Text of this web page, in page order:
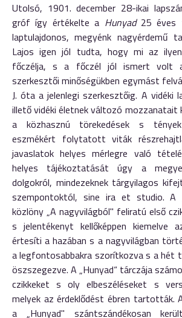
Utolsó, 1901. december 28-ikai
gróf így értékelte a Hunyad25 éves
laptulajdonos, megyénk nagyérdemű
Lajos igen jól tudta, hogy mi az
főczélja, s a főczél jól ismert volt
szerkesztői minőségükben egymást
J. óta a jelenlegi szerkesztőig. A vidéki
illető vidéki életnek változó mozzanatait
a közhasznú törekedések s
eszmékért folytatott viták
javaslatok helyes mérlegre való
helyes tájékoztatását úgy a
dolgokról, mindezeknek tárgyilagos
szempontoktól, sine ira et studio. A
közlöny „A nagyvilágból" feliratú első
s jelentékenyt kellőképpen kiemelve
értesíti a hazában s a nagyvilágban
a legfontosabbakra szorítkozva s a
öszszegezve. A „Hunyad“ tárczája
czikkeket s oly elbeszéléseket s
melyek az érdeklődést ébren tartották.
a „Hunyad" szántszándékosan